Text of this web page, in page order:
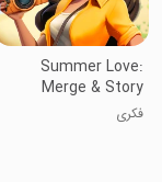
Summer Love:
Merge & Story
فکری